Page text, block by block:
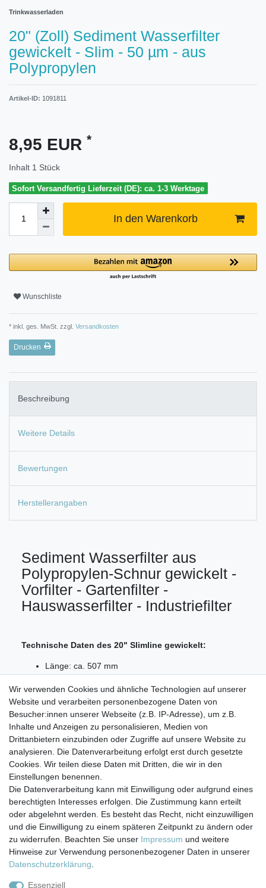
Trinkwasserladen
20" (Zoll) Sediment Wasserfilter
gewickelt - Slim - 50 µm - aus
Polypropylen
Artikel-ID: 1091811
8,95 EUR *
Inhalt 1 Stück
Sofort Versandfertig Lieferzeit (DE): ca. 1-3 Werktage
In den Warenkorb
Wunschliste
* inkl. ges. MwSt. zzgl. Versandkosten
Drucken
Beschreibung
Weitere Details
Bewertungen
Herstellerangaben
Sediment Wasserfilter aus
Polypropylen-Schnur gewickelt -
Vorfilter - Gartenfilter -
Hauswasserfilter - Industriefilter
Technische Daten des 20" Slimline gewickelt:
Länge: ca. 507 mm
Feinheit 50 (µm) Micron
Lieferumfang:
1x 20" Slimline Sedimentfilter gewickelt 50 µm
Impressum Daten­schutz­erklärung AGB
Barrierefreiheitserklärung Widerrufs­recht
Wir verwenden Cookies und ähnliche Technologien auf unserer
Website und verarbeiten personenbezogene Daten von
Besucher:innen unserer Webseite (z.B. IP-Adresse), um z.B.
Inhalte und Anzeigen zu personalisieren, Medien von
Drittanbietern einzubinden oder Zugriffe auf unsere Website zu
analysieren. Die Datenverarbeitung erfolgt erst durch gesetzte
Cookies. Wir teilen diese Daten mit Dritten, die wir in den
Einstellungen benennen.
Die Datenverarbeitung kann mit Einwilligung oder aufgrund eines
berechtigten Interesses erfolgen. Die Zustimmung kann erteilt
oder abgelehnt werden. Es besteht das Recht, nicht einzuwilligen
und die Einwilligung zu einem späteren Zeitpunkt zu ändern oder
zu widerrufen. Beachten Sie unser Impressum und weitere
Hinweise zur Verwendung personenbezogener Daten in unserer
Daten­schutz­erklärung
Essenziell